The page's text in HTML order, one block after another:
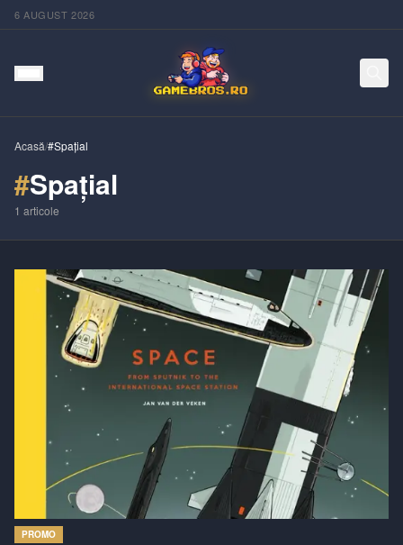
6 AUGUST 2026
Acasă/#Spațial
#Spațial
1 articole
PROMO